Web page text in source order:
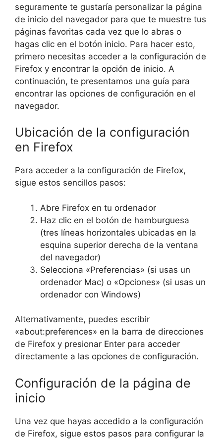
seguramente te gustaría personalizar la página
de inicio del navegador para que te muestre tus
páginas favoritas cada vez que lo abras o
hagas clic en el botón inicio. Para hacer esto,
primero necesitas acceder a la configuración de
Firefox y encontrar la opción de inicio. A
continuación, te presentamos una guía para
encontrar las opciones de configuración en el
navegador.
Ubicación de la configuración
en Firefox
Para acceder a la configuración de Firefox,
sigue estos sencillos pasos:
Abre Firefox en tu ordenador
Haz clic en el botón de hamburguesa
(tres líneas horizontales ubicadas en la
esquina superior derecha de la ventana
del navegador)
Selecciona «Preferencias» (si usas un
ordenador Mac) o «Opciones» (si usas un
ordenador con Windows)
Alternativamente, puedes escribir
«about:preferences» en la barra de direcciones
de Firefox y presionar Enter para acceder
directamente a las opciones de configuración.
Configuración de la página de
inicio
Una vez que hayas accedido a la configuración
de Firefox, sigue estos pasos para configurar la